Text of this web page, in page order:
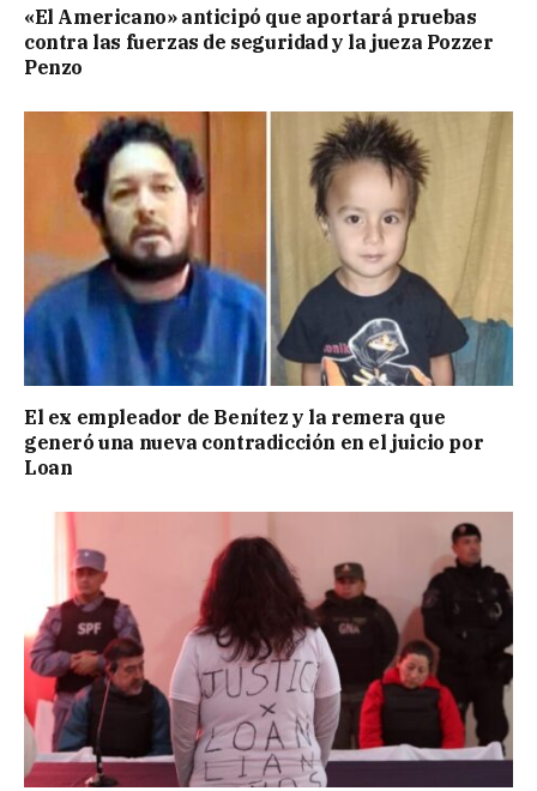
«El Americano» anticipó que aportará pruebas
contra las fuerzas de seguridad y la jueza Pozzer
Penzo
El ex empleador de Benítez y la remera que
generó una nueva contradicción en el juicio por
Loan